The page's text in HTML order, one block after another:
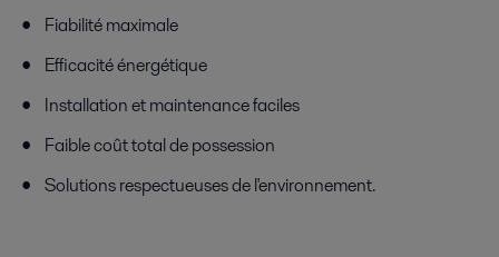
Fiabilité maximale
Efficacité énergétique
Installation et maintenance faciles
Faible coût total de possession
Solutions respectueuses de l'environnement.